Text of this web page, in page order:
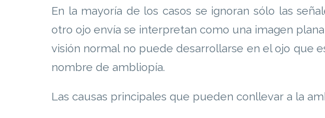
En la mayoría de los casos se ignoran sólo las
otro ojo envía se interpretan como una imagen
visión normal no puede desarrollarse en el ojo que
nombre de ambliopía.
Las causas principales que pueden conllevar a la